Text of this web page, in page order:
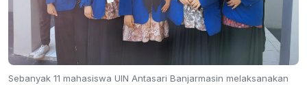
Sebanyak 11 mahasiswa UIN Antasari Banjarmasin melaksanakan